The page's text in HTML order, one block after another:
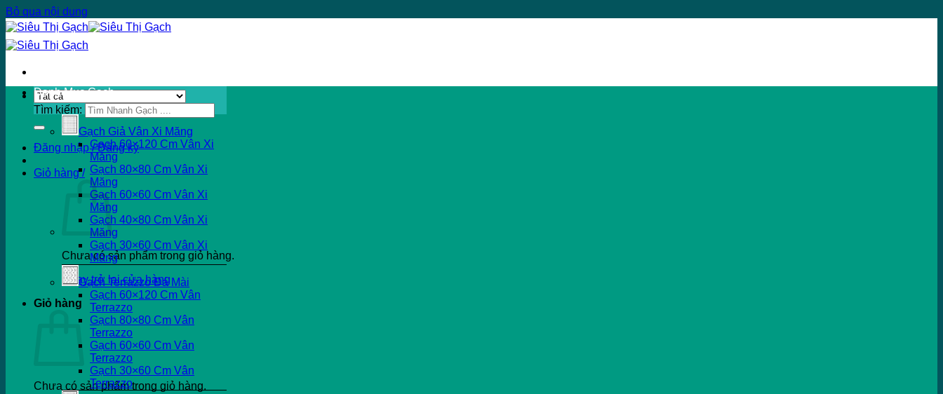
Bỏ qua nội dung
Tìm kiếm:
Đăng nhập / Đăng ký
Giỏ hàng /
Chưa có sản phẩm trong giỏ hàng.
Quay trở lại cửa hàng
Giỏ hàng
Chưa có sản phẩm trong giỏ hàng.
Danh Mục Gạch
Gạch Giả Vân Xi Măng
Gạch 60×120 Cm Vân Xi
Măng
Gạch 80×80 Cm Vân Xi
Măng
Gạch 60×60 Cm Vân Xi
Măng
Gạch 40×80 Cm Vân Xi
Măng
Gạch 30×60 Cm Vân Xi
Măng
Gạch Terrazzo Đá Mài
Gạch 60×120 Cm Vân
Terrazzo
Gạch 80×80 Cm Vân
Terrazzo
Gạch 60×60 Cm Vân
Terrazzo
Gạch 30×60 Cm Vân
Terrazzo